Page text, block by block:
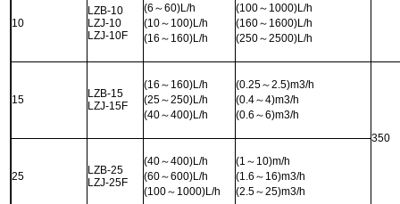
10
LZB-10
LZJ-10
LZJ-10F
(6 ～60)L/h
(10～ 100)L/h
(16 ～ 160)L/h
(100～ 1000)L/h
(160～ 1600)L/h
(250～2500)L/h
15
LZB-15
LZJ-15F
(16 ～ 160)L/h
(25～250)L/h
(40～400)L/h
(0.25～2.5)m3/h
(0.4～4)m3/h
(0.6 ～6)m3/h
350
25
LZB-25
LZJ-25F
(40～400)L/h
(60～600)L/h
(100～ 1000)L/h
(1 ～ 10)m/h
(1.6 ～ 16)m3/h
(2.5～25)m3/h